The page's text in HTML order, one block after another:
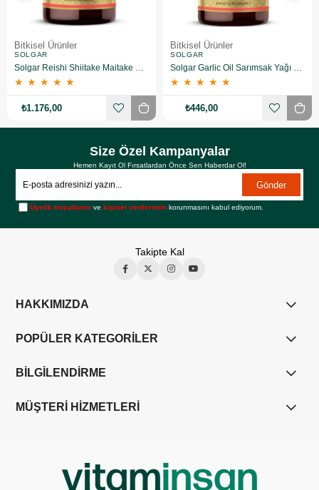
Bitkisel Ürünler
SOLGAR
Solgar Reishi Shiitake Maitake Mushroom Extract 50 Kapsül
★ ★ ★ ★ ★
₺1.176,00
Bitkisel Ürünler
SOLGAR
Solgar Garlic Oil Sarımsak Yağı 100 Kapsül
★ ★ ★ ★ ★
₺446,00
Size Özel Kampanyalar
Hemen Kayıt Ol Fırsatlardan Önce Sen Haberdar Ol!
Gönder
Üyelik koşullarını vekişisel verilerimin korunmasını kabul ediyorum.
Takipte Kal
HAKKIMIZDA
POPÜLER KATEGORİLER
BİLGİLENDİRME
MÜŞTERİ HİZMETLERİ